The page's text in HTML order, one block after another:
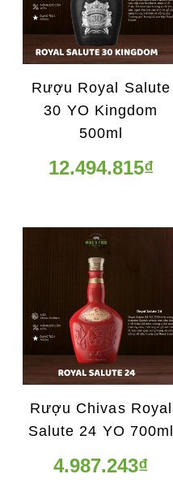
Rượu Royal Salute
30 YO Kingdom
500ml
12.494.815₫
Rượu Chivas Royal
Salute 24 YO 700ml
4.987.243₫